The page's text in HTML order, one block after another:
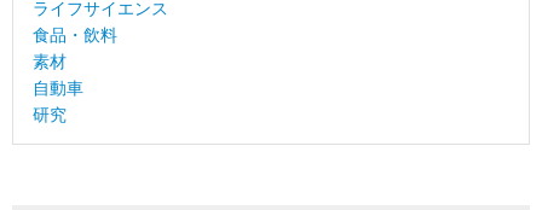
ライフサイエンス
食品・飲料
素材
自動車
研究